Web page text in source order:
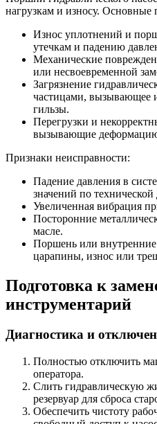
нагрузкам и износу.
Износ уплотнений и
утечкам и падению
Механические
или несвоевременной
Загрязнение
частицами, вызывающее
гильзы.
Перегрузки и
вызывающие деформацию
Признаки неисправности:
Падение давления в
значений по
Увеличенная вибрация
Посторонние
масле.
Поршень или
царапины, износ или
Подготовка к
инструментарий
Диагностика и
Полностью отключить
оператора.
Слить гидравлическую
резервуар для сброса
Обеспечить чистоту